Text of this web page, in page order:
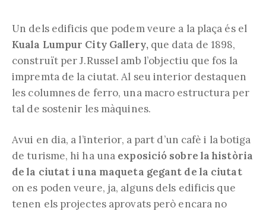
Un dels edificis que podem veure a la plaça és el
Kuala Lumpur City Gallery,que data de 1898,
construït per J.Russel amb l’objectiu que fos la
impremta de la ciutat. Al seu interior destaquen
les columnes de ferro, una macro estructura per
tal de sostenir les màquines.
Avui en dia, a l’interior, a part d’un cafè i la botiga
de turisme, hi ha una exposició sobre la història
de la ciutat i una maqueta gegant de la ciutat
on es poden veure, ja, alguns dels edificis que
tenen els projectes aprovats però encara no